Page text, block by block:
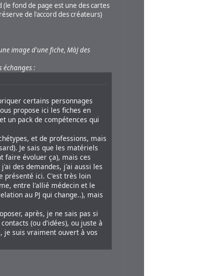
(le fond de page est une des cartes
de l'accord des créateurs)
image d'une fiche, MàJ des
échanges :
certains personnages
propose ici les fiches en
un pack de compétences qui
et de professions, mais
Je sais que les matériels
faire évoluer ça), mais ces
des demandes, j'ai aussi les
présenté ici. C'est très loin
entre l'allié médecin et le
au PJ qui change..), mais
après, je ne sais pas si
(ou d'idées), ou juste à
suis vraiment ouvert à vos